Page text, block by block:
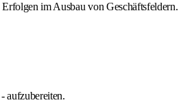
im Ausbau von Geschäftsfeldern.
aufzubereiten.